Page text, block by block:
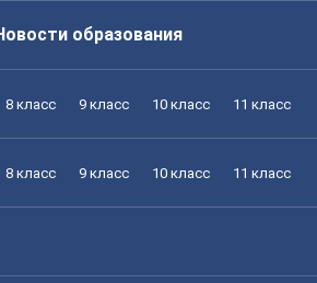
образования
8 класс 9 класс 10 класс 11 класс
8 класс 9 класс 10 класс 11 класс